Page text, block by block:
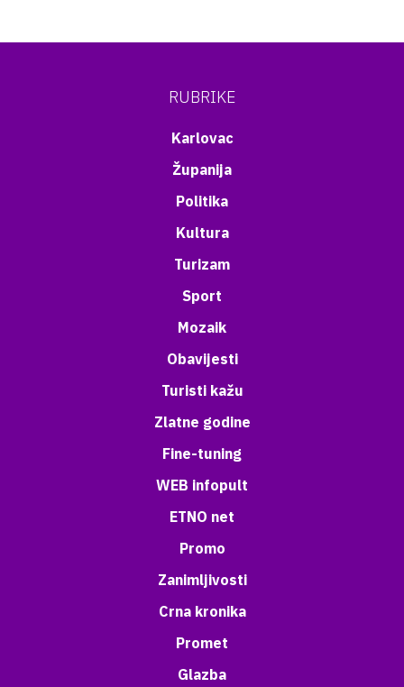
RUBRIKE
Karlovac
Županija
Politika
Kultura
Turizam
Sport
Mozaik
Obavijesti
Turisti kažu
Zlatne godine
Fine-tuning
WEB infopult
ETNO net
Promo
Zanimljivosti
Crna kronika
Promet
Glazba